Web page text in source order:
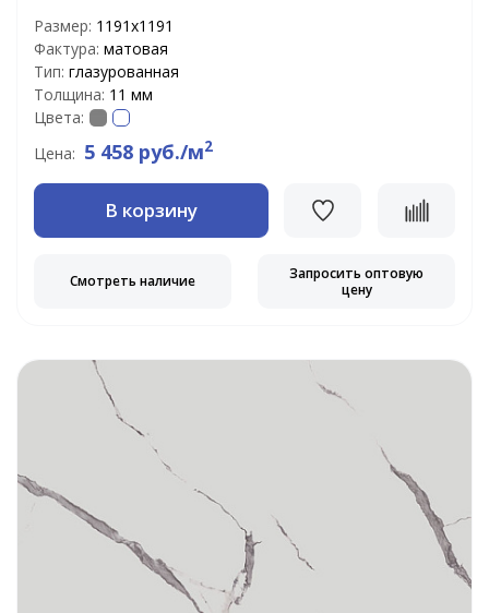
Размер: 1191х1191
Фактура: матовая
Тип: глазурованная
Толщина: 11 мм
Цвета:
Цена: 5 458 руб./м2
В корзину
Смотреть наличие
Запросить оптовую
цену